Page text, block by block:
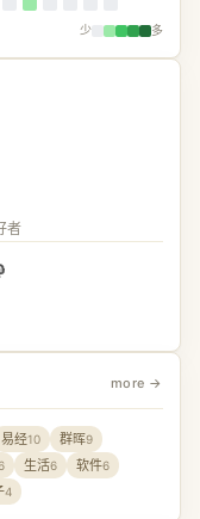
少 多
者
more →
易经10 群晖9
生活6 软件6
4